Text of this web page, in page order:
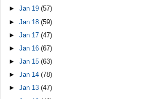
►Jan 19(57)
►Jan 18(59)
►Jan 17(47)
►Jan 16(67)
►Jan 15(63)
►Jan 14(78)
►Jan 13(47)